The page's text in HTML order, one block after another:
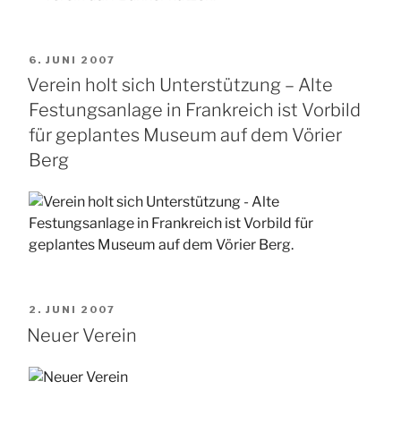
VERÖFFENTLICHT
AM
6. JUNI 2007
Verein holt sich Unterstützung – Alte
Festungsanlage in Frankreich ist Vorbild
für geplantes Museum auf dem Vörier
Berg
VERÖFFENTLICHT
AM
2. JUNI 2007
Neuer Verein